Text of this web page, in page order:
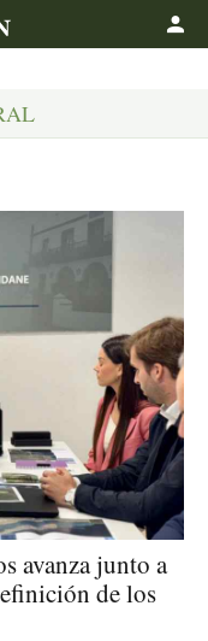
avanza junto a
de los